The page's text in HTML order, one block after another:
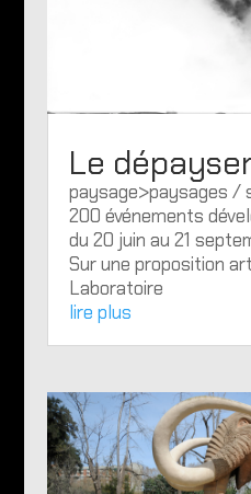
Le
paysage>paysages /
200 événements
du 20 juin au 21
Sur une proposition
Laboratoire
lire plus